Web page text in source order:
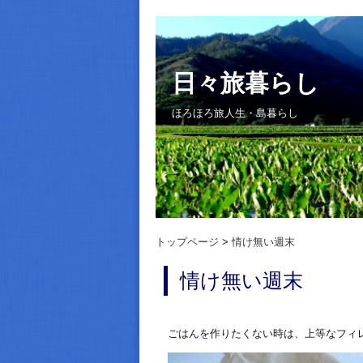
日々旅暮らし
ほろほろ旅人生・島暮らし
トップページ 情け無い週末
情け無い週末
ごはんを作りたくない時は、上等なフィ